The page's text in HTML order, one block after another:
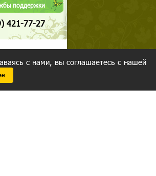
поддержки
421-77-27
с нами, вы соглашаетесь с нашей